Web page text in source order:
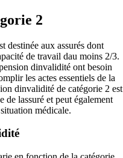
2
destinée aux assurés dont
de travail dau moins 2/3.
dinvalidité ont besoin
les actes essentiels de la
dinvalidité de catégorie 2 est
de lassuré et peut également
médicale.